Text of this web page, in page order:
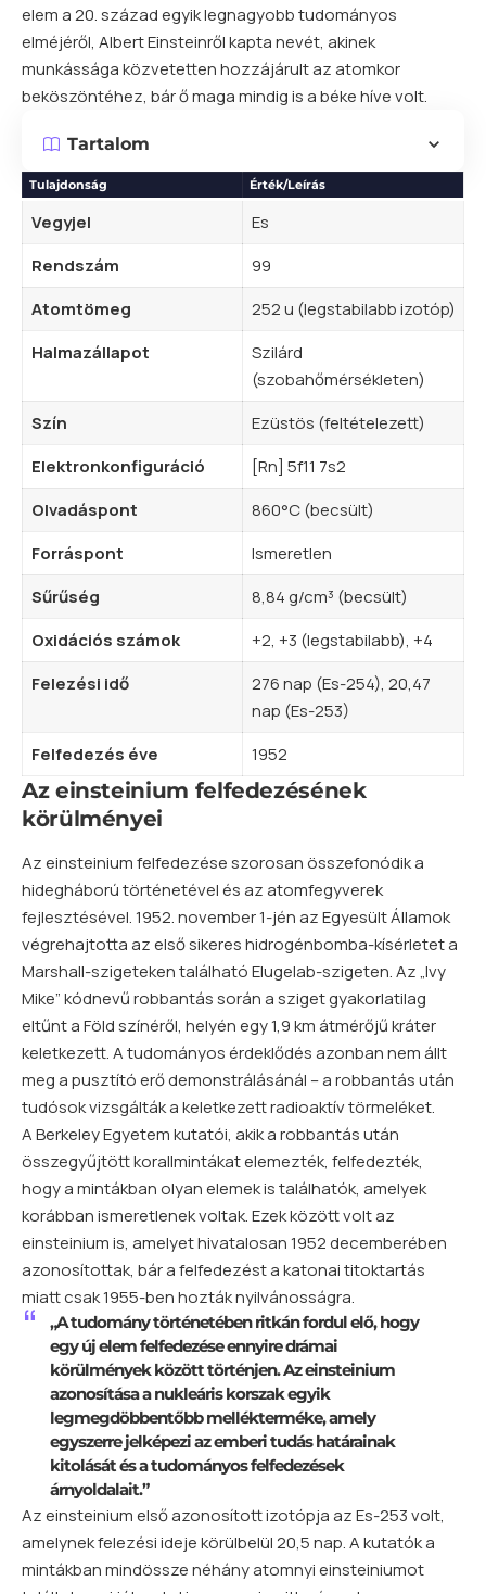
elem a 20. század egyik legnagyobb tudományos
elméjéről, Albert Einsteinről kapta nevét, akinek
munkássága közvetetten hozzájárult az atomkor
beköszöntéhez, bár ő maga mindig is a béke híve volt.
Tartalom
Tulajdonság Érték/Leírás
Vegyjel
Es
Rendszám
99
Atomtömeg
252 u (legstabilabb izotóp)
Halmazállapot
Szilárd
(szobahőmérsékleten)
Szín
Ezüstös (feltételezett)
Elektronkonfiguráció
[Rn] 5f11 7s2
Olvadáspont
860°C (becsült)
Forráspont
Ismeretlen
Sűrűség
8,84 g/cm³ (becsült)
Oxidációs számok
+2, +3 (legstabilabb), +4
Felezési idő
276 nap (Es-254), 20,47
nap (Es-253)
Felfedezés éve
1952
Az einsteinium felfedezésének
körülményei
Az einsteinium felfedezése szorosan összefonódik a
hidegháború történetével és az atomfegyverek
fejlesztésével. 1952. november 1-jén az Egyesült Államok
végrehajtotta az első sikeres hidrogénbomba-kísérletet a
Marshall-szigeteken található Elugelab-szigeten. Az „Ivy
Mike” kódnevű robbantás során a sziget gyakorlatilag
eltűnt a Föld színéről, helyén egy 1,9 km átmérőjű kráter
keletkezett. A tudományos érdeklődés azonban nem állt
meg a pusztító erő demonstrálásánál – a robbantás után
tudósok vizsgálták a keletkezett radioaktív törmeléket.
A Berkeley Egyetem kutatói, akik a robbantás után
összegyűjtött korallmintákat elemezték, felfedezték,
hogy a mintákban olyan elemek is találhatók, amelyek
korábban ismeretlenek voltak. Ezek között volt az
einsteinium is, amelyet hivatalosan 1952 decemberében
azonosítottak, bár a felfedezést a katonai titoktartás
miatt csak 1955-ben hozták nyilvánosságra.
„A tudomány történetében ritkán fordul elő, hogy
egy új elem felfedezése ennyire drámai
körülmények között történjen. Az einsteinium
azonosítása a nukleáris korszak egyik
legmegdöbbentőbb mellékterméke, amely
egyszerre jelképezi az emberi tudás határainak
kitolását és a tudományos felfedezések
árnyoldalait.”
Az einsteinium első azonosított izotópja az Es-253 volt,
amelynek felezési ideje körülbelül 20,5 nap. A kutatók a
mintákban mindössze néhány atomnyi einsteiniumot